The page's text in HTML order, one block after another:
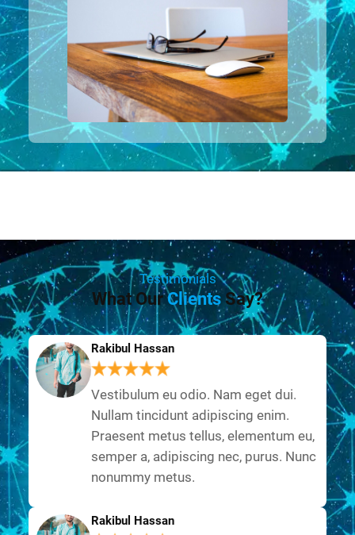
Testimonials
What OurClients Say?
Rakibul Hassan
Vestibulum eu odio. Nam eget dui.
Nullam tincidunt adipiscing enim.
Praesent metus tellus, elementum eu,
semper a, adipiscing nec, purus. Nunc
nonummy metus.
Rakibul Hassan